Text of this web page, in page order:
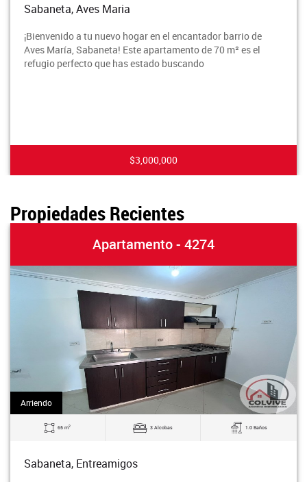
Sabaneta, Aves Maria
¡Bienvenido a tu nuevo hogar en el encantador barrio de
Aves María, Sabaneta! Este apartamento de 70 m² es el
refugio perfecto que has estado buscando
$3,000,000
Propiedades Recientes
Apartamento - 4274
Arriendo
65 m2 3 Alcobas 1.0 Baños
Sabaneta, Entreamigos